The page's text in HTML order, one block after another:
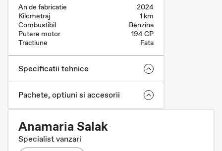
An de fabricatie
2024
Kilometraj
1 km
Combustibil
Benzina
Putere motor
194 CP
Tractiune
Fata
Specificatii tehnice
Pachete, optiuni si accesorii
Anamaria Salak
Specialist vanzari